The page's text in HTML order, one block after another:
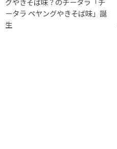
ータラ ペヤングやきそば味」誕
生